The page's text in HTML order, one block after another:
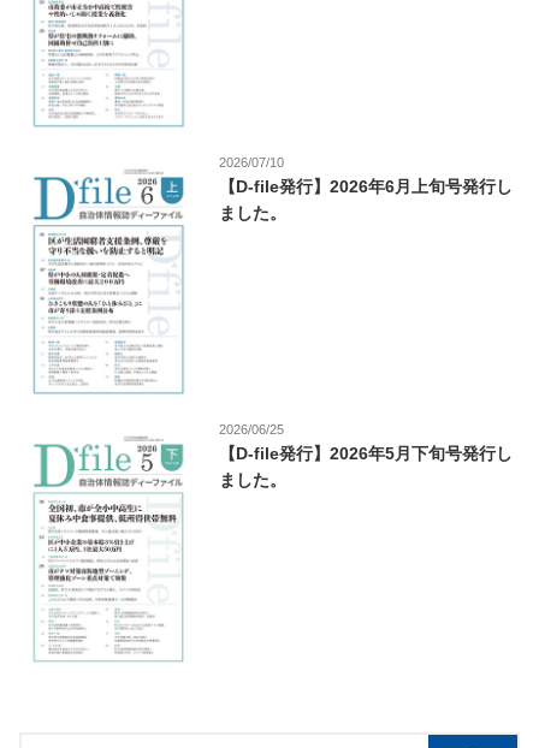
2026/07/10
【D-file発行】2026年6月上旬号発行し
ました。
2026/06/25
【D-file発行】2026年5月下旬号発行し
ました。